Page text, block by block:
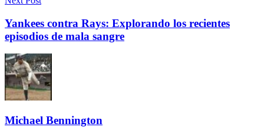
Yankees contra Rays: Explorando los recientes
episodios de mala sangre
Michael Bennington